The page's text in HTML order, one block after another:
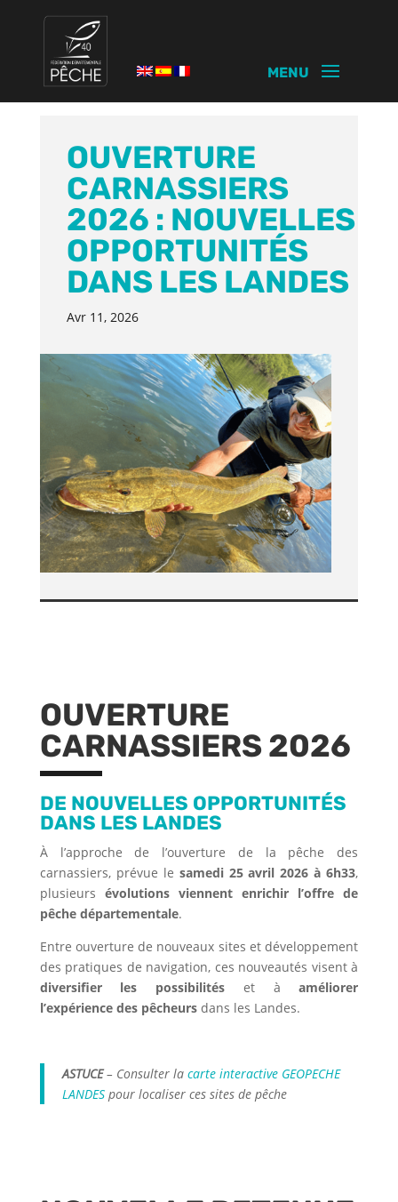
OUVERTURE
CARNASSIERS
2026 : NOUVELLES
OPPORTUNITÉS
DANS LES LANDES
Avr 11, 2026
OUVERTURE
CARNASSIERS 2026
DE NOUVELLES OPPORTUNITÉS
DANS LES LANDES
À l’approche de l’ouverture de la pêche des
carnassiers, prévue le samedi 25 avril 2026 à 6h33,
plusieurs évolutions viennent enrichir l’offre de
pêche départementale.
Entre ouverture de nouveaux sites et développement
des pratiques de navigation, ces nouveautés visent à
diversifier les possibilités et àaméliorer
l’expérience des pêcheursdans les Landes.
ASTUCE– Consulter la carte interactive GEOPECHE
LANDESpour localiser ces sites de pêche